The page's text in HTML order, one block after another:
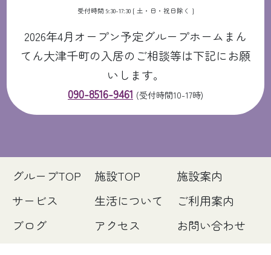
受付時間 9:30-17:30 [ 土・日・祝日除く ]
2026年4月オープン予定グループホームまん
てん大津千町の入居のご相談等は下記にお願
いします。
090-8516-9461 (受付時間10-17時)
グループTOP 施設TOP
施設案内
サービス
生活について
ご利用案内
ブログ
アクセス お問い合わせ